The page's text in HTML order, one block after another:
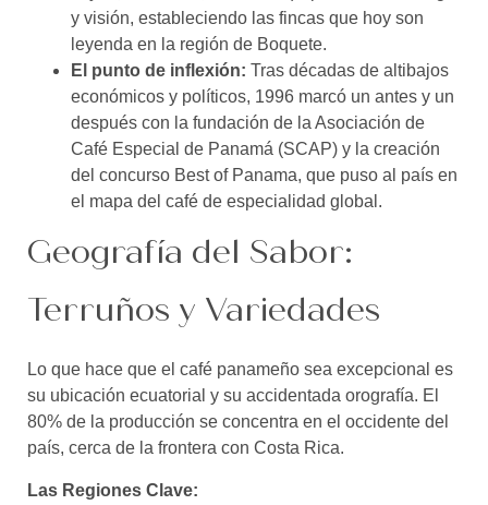
y visión, estableciendo las fincas que hoy son
leyenda en la región de Boquete.
El punto de inflexión: Tras décadas de altibajos
económicos y políticos, 1996 marcó un antes y un
después con la fundación de la Asociación de
Café Especial de Panamá (SCAP) y la creación
del concurso Best of Panama, que puso al país en
el mapa del café de especialidad global.
Geografía del Sabor:
Terruños y Variedades
Lo que hace que el café panameño sea excepcional es
su ubicación ecuatorial y su accidentada orografía. El
80% de la producción se concentra en el occidente del
país, cerca de la frontera con Costa Rica.
Las Regiones Clave: